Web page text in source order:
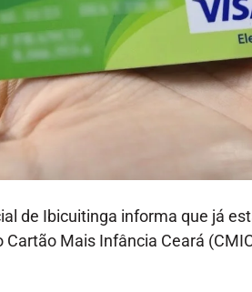
de Ibicuitinga informa que já
Mais Infância Ceará